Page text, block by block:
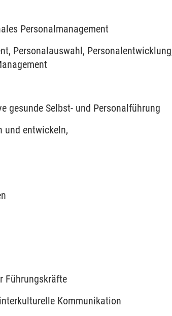
Personalmanagement
Personalauswahl,
gesunde Selbst- und Personalführung
und entwickeln,
Führungskräfte
Kommunikation